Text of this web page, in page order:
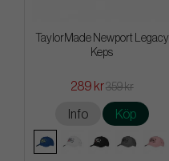
TaylorMade Newport Legacy
Keps
289 kr359 kr
Info Köp